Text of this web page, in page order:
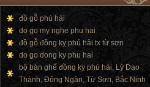
Tủ đứng
đồ gỗ phú hải
do go my nghe phu hai
đồ gỗ đồng kỵ phú hải tx từ sơn
do go dong ky phu hai
bộ bàn ghế đồng kỵ phú hải, Lý Đạo
Thành, Đông Ngàn, Từ Sơn, Bắc Ninh